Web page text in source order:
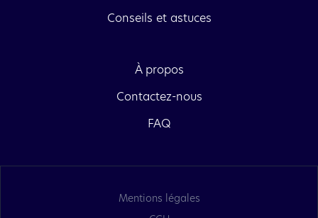
Conseils et astuces
À propos
Contactez-nous
FAQ
Mentions légales